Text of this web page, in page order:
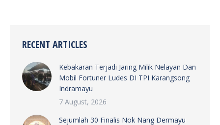
RECENT ARTICLES
Kebakaran Terjadi Jaring Milik Nelayan Dan
Mobil Fortuner Ludes DI TPI Karangsong
Indramayu
7 August, 2026
Sejumlah 30 Finalis Nok Nang Dermayu